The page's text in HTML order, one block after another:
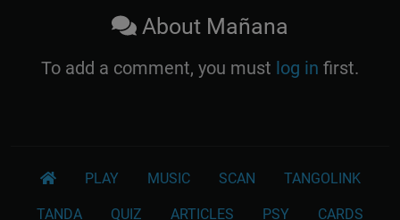
About Mañana
To add a comment, you must log in first.
PLAY MUSIC SCAN TANGOLINK
TANDA QUIZ ARTICLES PSY CARDS